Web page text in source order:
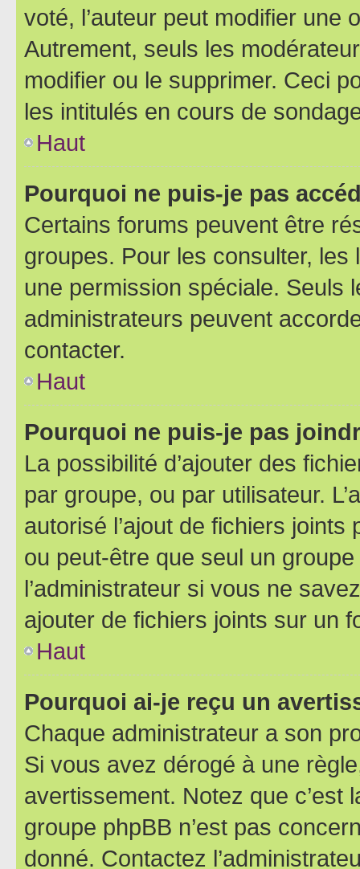
voté, l’auteur peut modifier une
Autrement, seuls les
modifier ou le supprimer. Ceci
les intitulés en cours de
Haut
Pourquoi ne puis-je pas
Certains forums peuvent être
groupes. Pour les consulter,
une permission spéciale. Seuls
administrateurs peuvent
contacter.
Haut
Pourquoi ne puis-je pas
La possibilité d’ajouter des
par groupe, ou par utilisateur.
autorisé l’ajout de fichiers
ou peut-être que seul un
l’administrateur si vous ne
ajouter de fichiers joints sur un
Haut
Pourquoi ai-je reçu un
Chaque administrateur a son
Si vous avez dérogé à une
avertissement. Notez que c’est
groupe phpBB n’est pas
donné. Contactez